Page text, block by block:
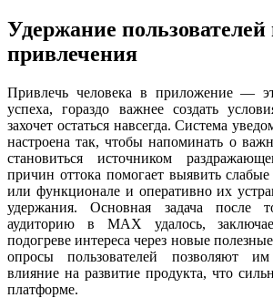
Удержание пользователей
привлечения
Привлечь человека в приложение —
успеха, гораздо важнее создать
захочет остаться навсегда. Система
настроена так, чтобы напоминать о
становиться источником
причин оттока помогает выявить
или функционале и оперативно их
удержания. Основная задача после
аудиторию в MAX удалось,
подогреве интереса через новые
опросы пользователей позволяют
влияние на развитие продукта, что
платформе.